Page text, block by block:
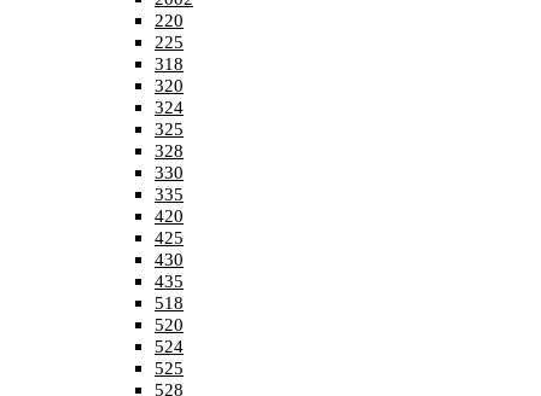
220
225
318
320
324
325
328
330
335
420
425
430
435
518
520
524
525
528